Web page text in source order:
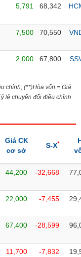
5,791 68,342
7,500 70,550
2,000 67,800
chỉnh; (**)Hòa vốn = Giá
lệ chuyển đổi điều chỉnh
Giá CK
cơ sở
S-X*
44,200 -32,668
22,000 -7,455
67,400 -28,599
11,700 -7,832